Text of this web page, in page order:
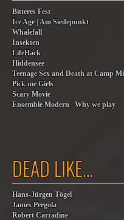
Bitteres Fest
Ice Age | Am Siedepunkt
Whalefall
Insekten
LifeHack
Hiddensee
Teenage Sex and Death at Camp
Pick me Girls
Scary Movie
Ensemble Modern | Why we play
DEAD LIKE…
Hans-Jürgen Tögel
James Pergola
Robert Carradine